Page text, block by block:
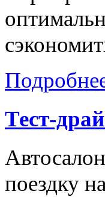
Тест-
поездку